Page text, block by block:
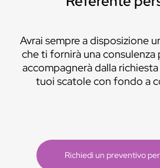
Avrai sempre a disposizione
che ti fornirà una consulenza
accompagnerà dalla
tuoi scatole con fondo a
Richiedi un preventivo